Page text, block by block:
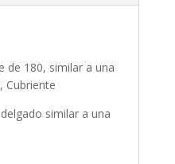
de 180, similar a una
Cubriente
similar a una